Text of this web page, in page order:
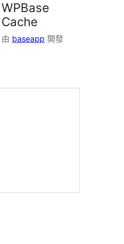
WPBase
Cache
由 baseapp 開發